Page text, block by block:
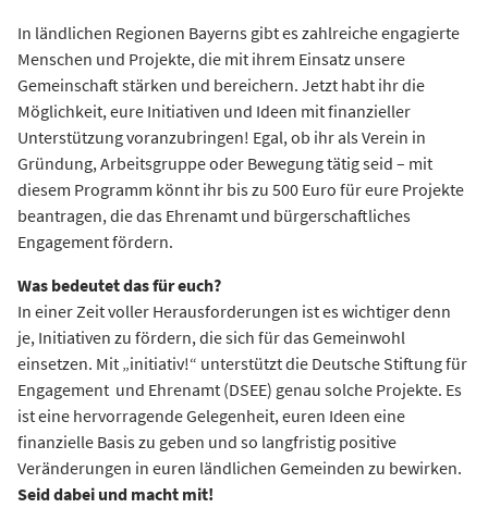
In ländlichen Regionen Bayerns gibt es zahlreiche engagierte
Menschen und Projekte, die mit ihrem Einsatz unsere
Gemeinschaft stärken und bereichern. Jetzt habt ihr die
Möglichkeit, eure Initiativen und Ideen mit finanzieller
Unterstützung voranzubringen! Egal, ob ihr als Verein in
Gründung, Arbeitsgruppe oder Bewegung tätig seid – mit
diesem Programm könnt ihr bis zu 500 Euro für eure Projekte
beantragen, die das Ehrenamt und bürgerschaftliches
Engagement fördern.
Was bedeutet das für euch?
In einer Zeit voller Herausforderungen ist es wichtiger denn
je, Initiativen zu fördern, die sich für das Gemeinwohl
einsetzen. Mit „initiativ!“ unterstützt die Deutsche Stiftung für
Engagement und Ehrenamt (DSEE) genau solche Projekte. Es
ist eine hervorragende Gelegenheit, euren Ideen eine
finanzielle Basis zu geben und so langfristig positive
Veränderungen in euren ländlichen Gemeinden zu bewirken.
Seid dabei und macht mit!